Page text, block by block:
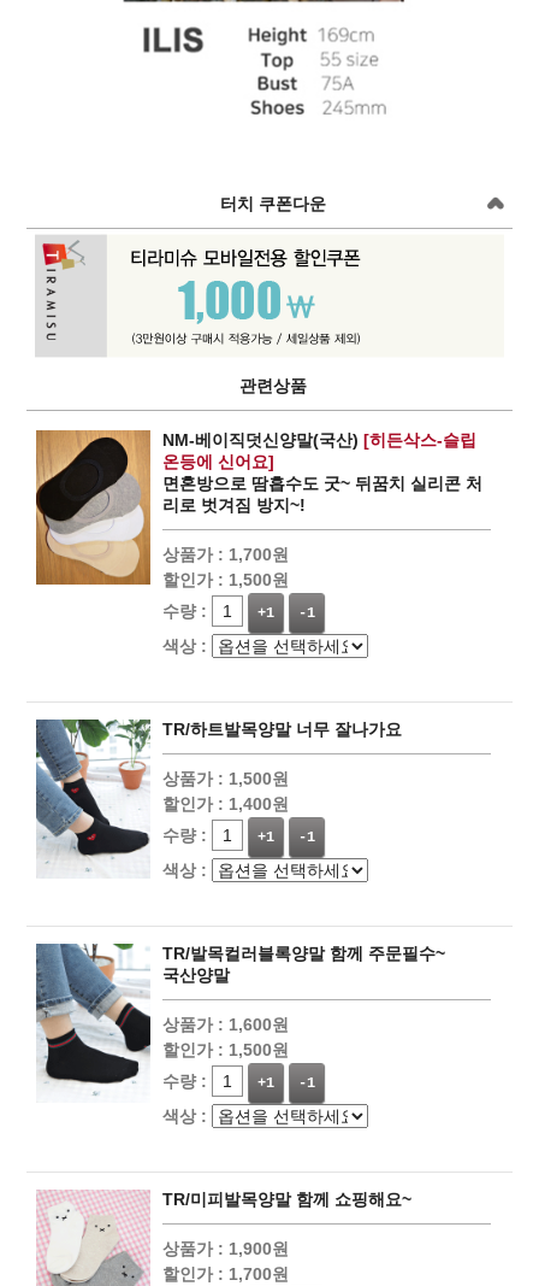
터치 쿠폰다운
관련상품
NM-베이직덧신양말(국산) [히든삭스-슬립
온등에 신어요]
면혼방으로 땀흡수도 굿~ 뒤꿈치 실리콘 처
리로 벗겨짐 방지~!
상품가 : 1,700원
할인가 : 1,500원
수량 :
+1 -1
색상 :
TR/하트발목양말 너무 잘나가요
상품가 : 1,500원
할인가 : 1,400원
수량 :
+1 -1
색상 :
TR/발목컬러블록양말 함께 주문필수~
국산양말
상품가 : 1,600원
할인가 : 1,500원
수량 :
+1 -1
색상 :
TR/미피발목양말 함께 쇼핑해요~
상품가 : 1,900원
할인가 : 1,700원